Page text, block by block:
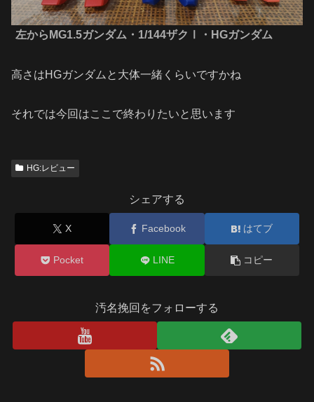
左からMG1.5ガンダム・1/144ザクⅠ・HGガンダム
高さはHGガンダムと大体一緒くらいですかね
それでは今回はここで終わりたいと思います
HG:レビュー
シェアする
X Facebook はてブ
Pocket LINE コピー
汚名挽回をフォローする